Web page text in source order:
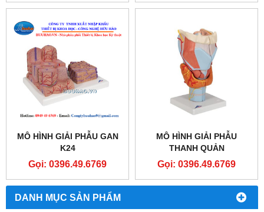
DANH MỤC SẢN PHẨM
MÔ HÌNH GIẢI PHẪU GAN
K24
Gọi: 0396.49.6769
MÔ HÌNH GIẢI PHẪU
THANH QUẢN
Gọi: 0396.49.6769